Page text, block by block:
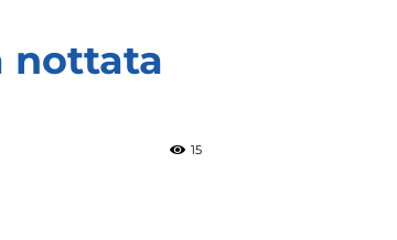
nottata
15